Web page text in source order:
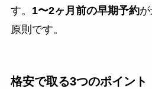
す。 1〜2ヶ月前の早期予約
原則です。
格安で取る3つのポイント